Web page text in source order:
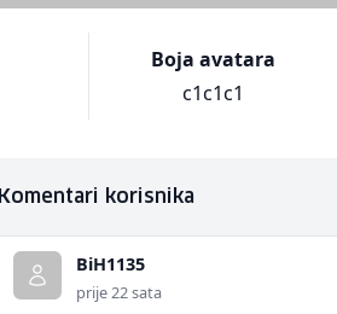
Boja avatara
c1c1c1
Komentari korisnika
BiH1135
prije 22 sata